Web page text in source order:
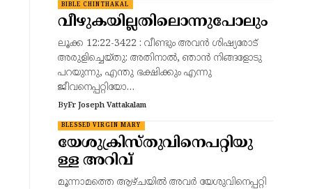
BIBLE CHINTHAKAL
വീഴുകയില്ലതിലൊന്നുപോലും
ലൂക്ക 12:22-3422 : വീണ്ടും അവന്‍ ശിഷ്യരോട്
അരുളിച്ചെയ്തു: അതിനാല്‍, ഞാന്‍ നിങ്ങളോടു
പറയുന്നു, എന്തു ഭക്ഷിക്കും എന്നു
ജീവനെപ്പറ്റിയോ…
ByFr Joseph Vattakalam
BLESSED VIRGIN MARY
യേശുക്രിസ്തുവിനെപറ്റിയു
ള്ള അറിവ്
മൂന്നാമത്തെ ആഴ്ചയിൽ അവർ യേശുവിനെപ്പറ്റി